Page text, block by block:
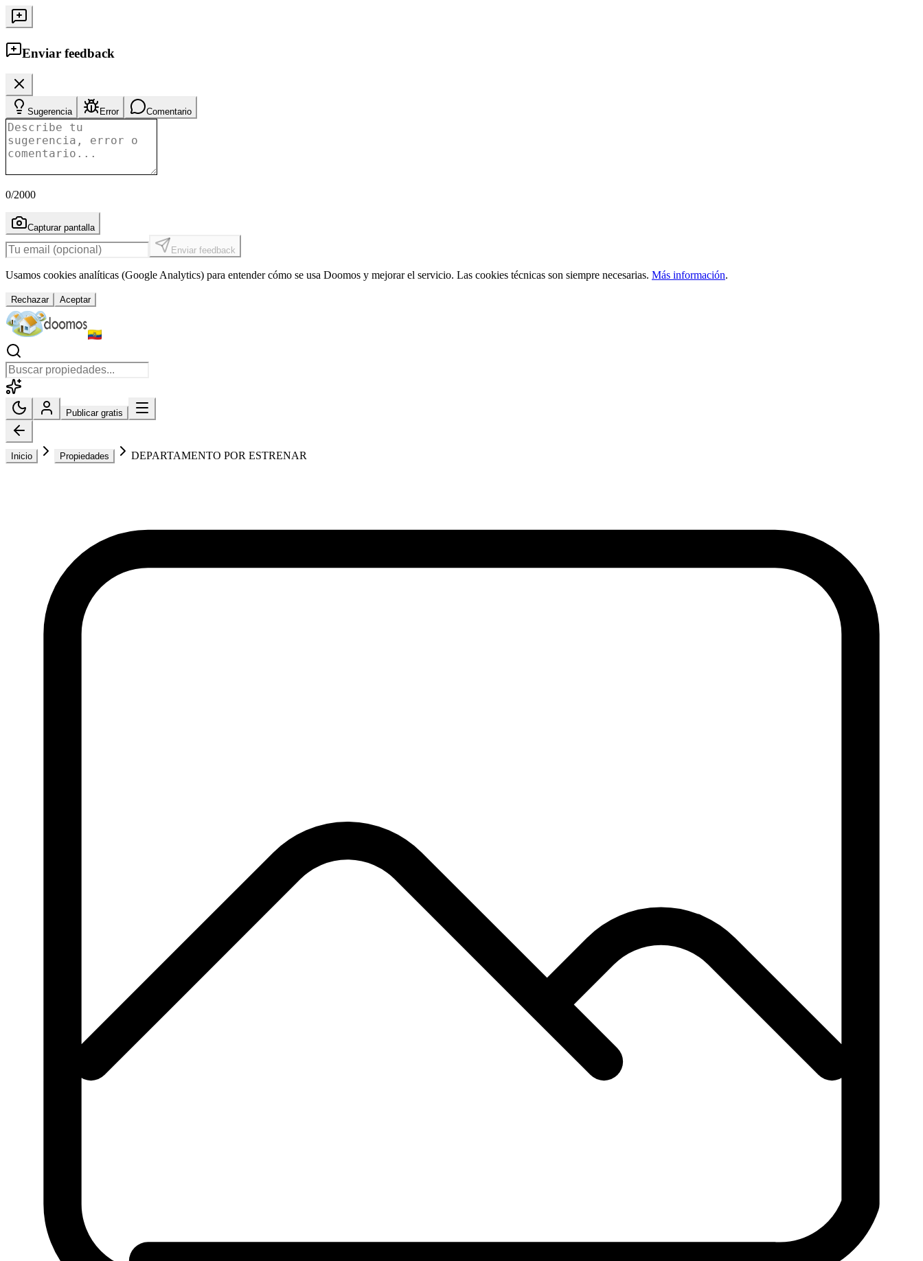
Enviar feedback
Sugerencia Error Comentario
0/2000
Capturar pantalla
Enviar feedback
Usamos cookies analíticas (Google Analytics) para entender cómo se usa Doomos y mejorar el servicio. Las cookies técnicas son siempre necesarias. Más información.
Rechazar Aceptar
Publicar gratis
Inicio Propiedades DEPARTAMENTO POR ESTRENAR